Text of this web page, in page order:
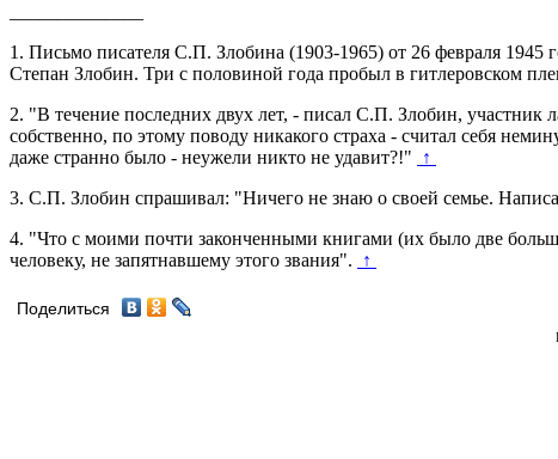
1. Письмо писателя С.П. Злобина (1903-1965) от 26 февраля
Степан Злобин. Три с половиной года пробыл в гитлеровском
2. "В течение последних двух лет, - писал С.П. Злобин, участник
собственно, по этому поводу никакого страха - считал себя
даже странно было - неужели никто не удавит?!"
↑
3. С.П. Злобин спрашивал: "Ничего не знаю о своей семье.
4. "Что с моими почти законченными книгами (их было две
человеку, не запятнавшему этого звания".
↑
Поделиться